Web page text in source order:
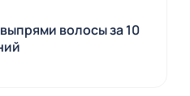
волосы за 10